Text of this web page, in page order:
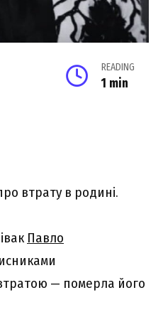
READING
1 min
втрату в родині.
Павло
— померла його